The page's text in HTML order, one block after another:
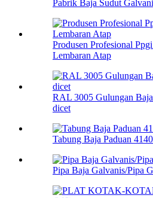
Pabrik Baja Sudut
Produsen Profesional
Lembaran Atap
RAL 3005 Gulungan
dicet
Tabung Baja Paduan
Pipa Baja Galvanis/Pipa